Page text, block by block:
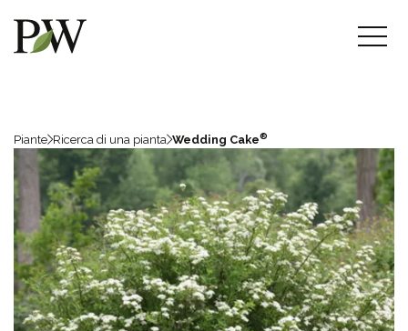
Piante Ricerca di una pianta Wedding Cake®